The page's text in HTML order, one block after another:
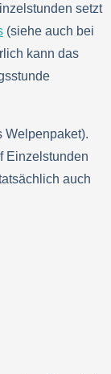
setzt
(siehe auch bei
kann das
Welpenpaket).
Einzelstunden
auch